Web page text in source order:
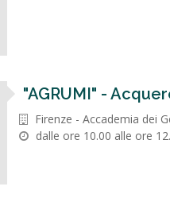
"AGRUMI" -
Firenze - Accademia dei
dalle ore 10.00 alle ore